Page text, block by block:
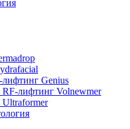
Genius
лифтинг Volnewmer